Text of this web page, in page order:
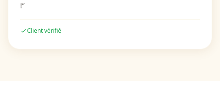
!”
Client vérifié